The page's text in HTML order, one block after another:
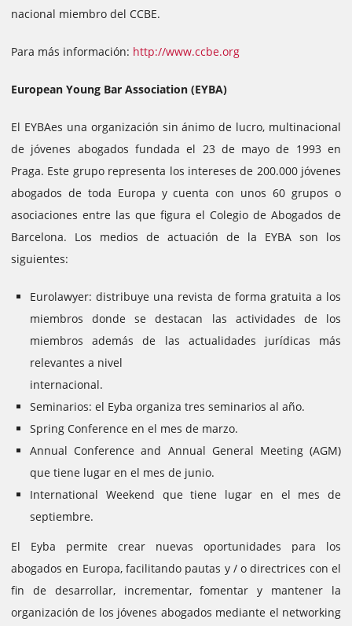
nacional miembro del CCBE.
Para más información: http://www.ccbe.org
European Young Bar Association (EYBA)
El EYBAes una organización sin ánimo de lucro, multinacional
de jóvenes abogados fundada el 23 de mayo de 1993 en
Praga. Este grupo representa los intereses de 200.000 jóvenes
abogados de toda Europa y cuenta con unos 60 grupos o
asociaciones entre las que figura el Colegio de Abogados de
Barcelona. Los medios de actuación de la EYBA son los
siguientes:
Eurolawyer: distribuye una revista de forma gratuita a los
miembros donde se destacan las actividades de los
miembros además de las actualidades jurídicas más
relevantes a nivel
internacional.
Seminarios: el Eyba organiza tres seminarios al año.
Spring Conference en el mes de marzo.
Annual Conference and Annual General Meeting (AGM)
que tiene lugar en el mes de junio.
International Weekend que tiene lugar en el mes de
septiembre.
El Eyba permite crear nuevas oportunidades para los
abogados en Europa, facilitando pautas y / o directrices con el
fin de desarrollar, incrementar, fomentar y mantener la
organización de los jóvenes abogados mediante el networking